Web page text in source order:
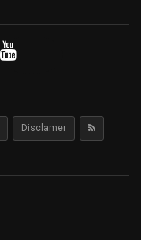
Disclamer